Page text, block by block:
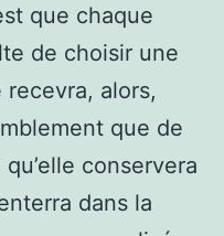
que chaque
de choisir une
alors,
que de
conservera
dans la